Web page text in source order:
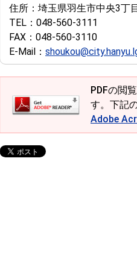
住所： 埼玉県羽生市中央3丁
TEL： 048-560-3111
FAX： 048-560-3110
E-Mail：
PDFの閲
す。下記
Adobe